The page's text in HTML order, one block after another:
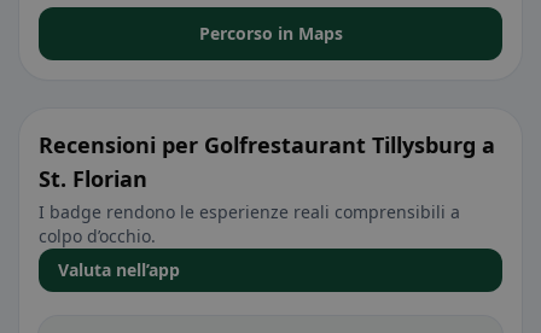
Percorso in Maps
Recensioni per Golfrestaurant Tillysburg a
St. Florian
I badge rendono le esperienze reali comprensibili a
colpo d’occhio.
Valuta nell’app